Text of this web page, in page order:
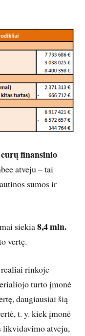
finansinio
atveju – tai
sumos ir
siekia8,4 mln.
vertę.
rinkoje
turto įmonė
daugiausiai šią
t. y. kiek įmonė
likvidavimo atveju,